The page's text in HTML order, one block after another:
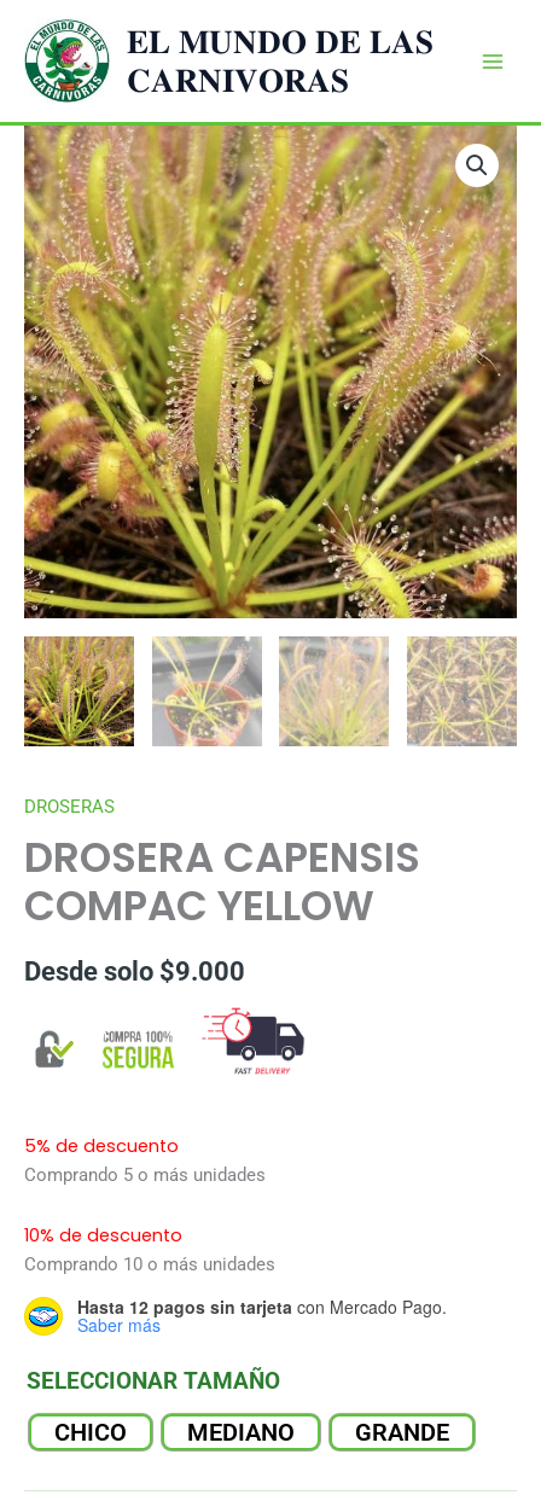
contenido
𝐄𝐋 𝐌𝐔𝐍𝐃𝐎 𝐃𝐄 𝐋𝐀𝐒
𝐂𝐀𝐑𝐍𝐈𝐕𝐎𝐑𝐀𝐒
DROSERAS
DROSERA CAPENSIS
COMPAC YELLOW
Desde solo $9.000
5% de descuento
Comprando 5 o más unidades
10% de descuento
Comprando 10 o más unidades
Hasta 12 pagos sin tarjeta con Mercado Pago.
Saber más
SELECCIONAR TAMAÑO
CHICO MEDIANO GRANDE